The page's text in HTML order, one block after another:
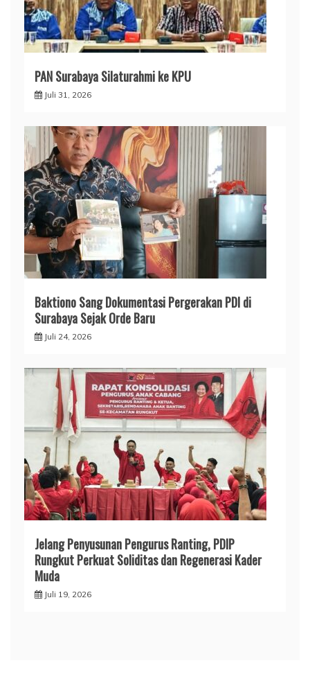
PAN Surabaya Silaturahmi ke KPU
Juli 31, 2026
Baktiono Sang Dokumentasi Pergerakan PDI di
Surabaya Sejak Orde Baru
Juli 24, 2026
Jelang Penyusunan Pengurus Ranting, PDIP
Rungkut Perkuat Soliditas dan Regenerasi Kader
Muda
Juli 19, 2026